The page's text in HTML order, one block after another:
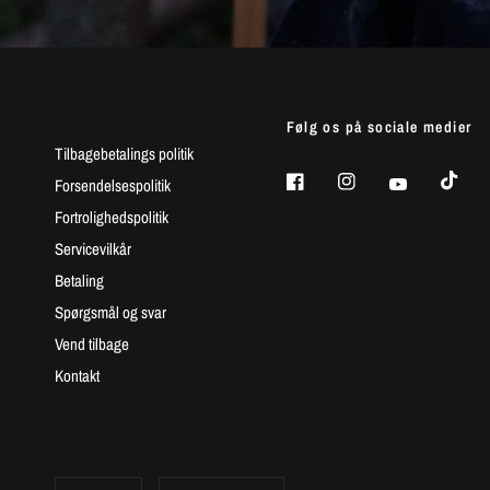
Tilbagebetalings politik
Forsendelsespolitik
Fortrolighedspolitik
Servicevilkår
Betaling
Spørgsmål og svar
Vend tilbage
Kontakt
Følg os på sociale medier